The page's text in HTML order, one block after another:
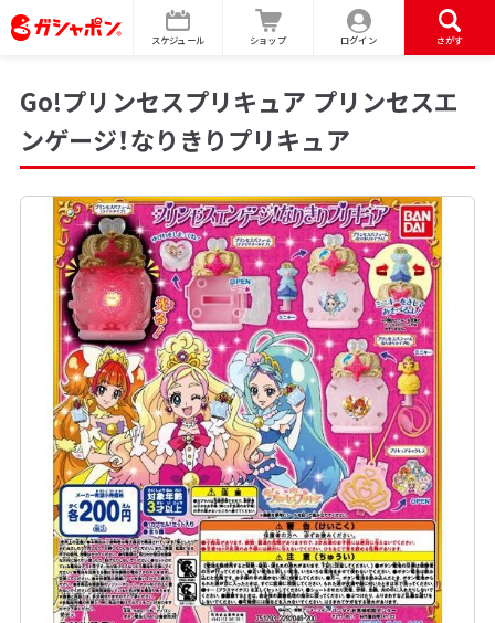
スケジュール ショップ ログイン さがす
Go!プリンセスプリキュア プリンセスエ
ンゲージ！なりきりプリキュア